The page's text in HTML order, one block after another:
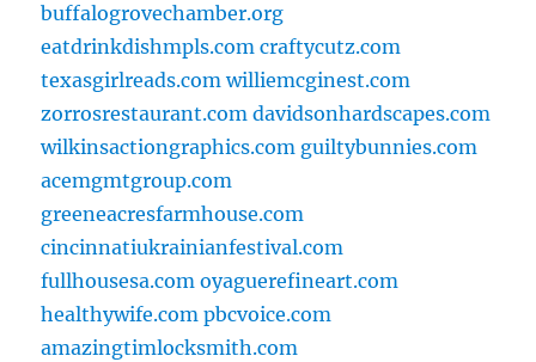
buffalogrovechamber.org
eatdrinkdishmpls.com craftycutz.com
texasgirlreads.com williemcginest.com
zorrosrestaurant.com davidsonhardscapes.com
wilkinsactiongraphics.com guiltybunnies.com
acemgmtgroup.com
greeneacresfarmhouse.com
cincinnatiukrainianfestival.com
fullhousesa.com oyaguerefineart.com
healthywife.com pbcvoice.com
amazingtimlocksmith.com